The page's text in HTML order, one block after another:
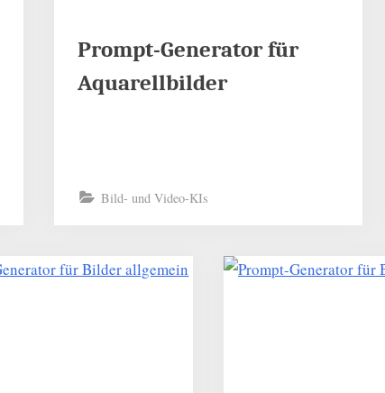
Prompt-Generator für
Aquarellbilder
Bild- und Video-KIs